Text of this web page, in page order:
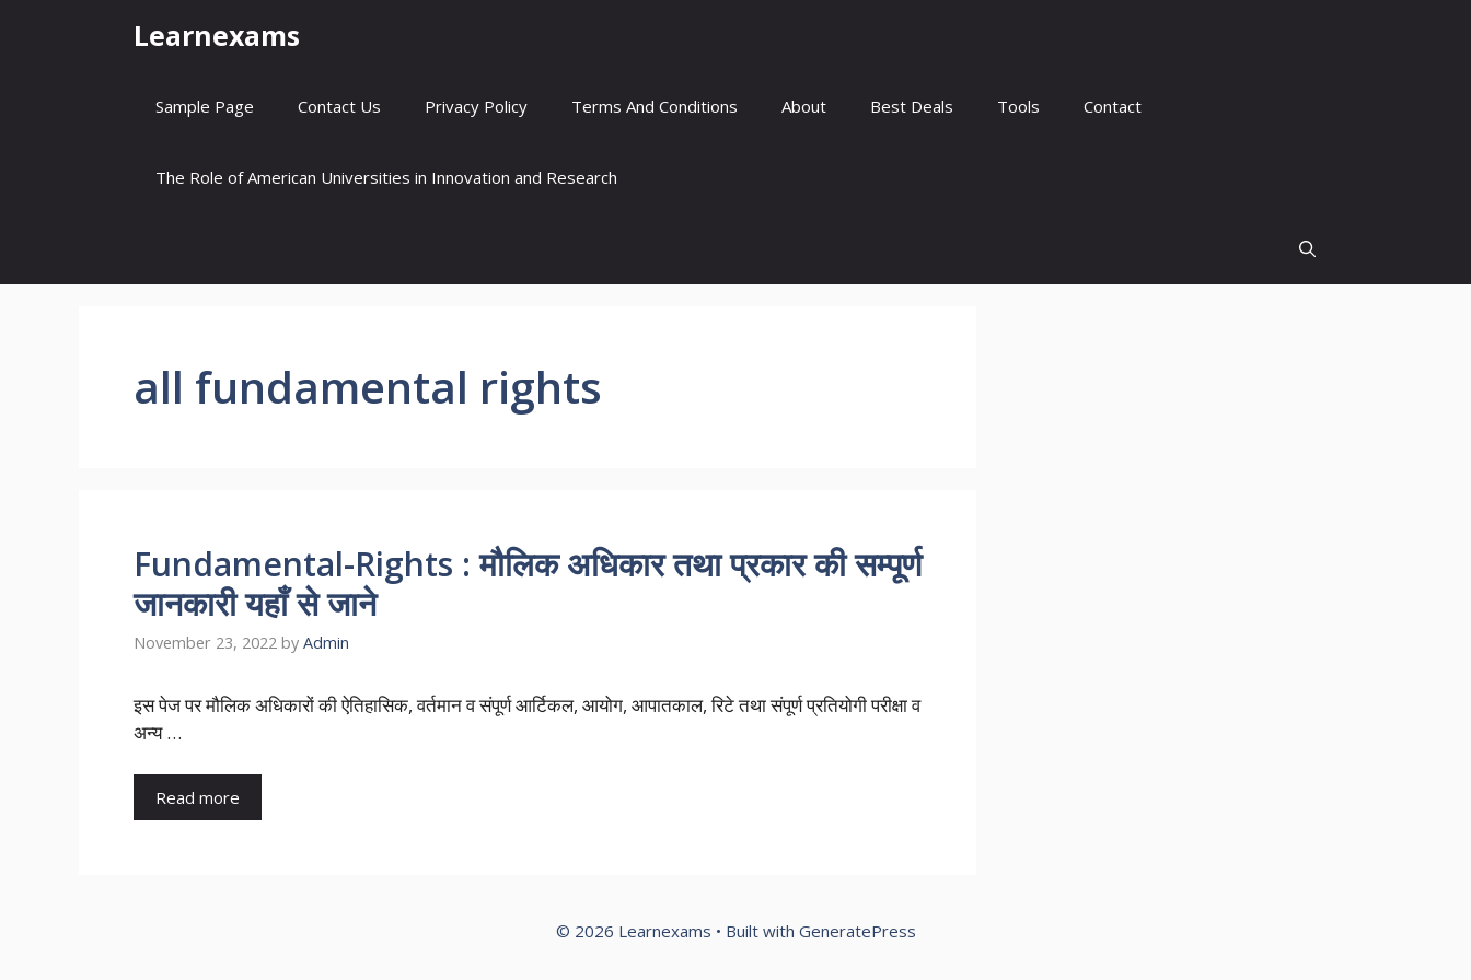
Learnexams
Sample Page Contact Us Privacy Policy Terms And Conditions About Best Deals Tools Contact
The Role of American Universities in Innovation and Research
all fundamental rights
Fundamental-Rights : मौलिक अधिकार तथा प्रकार की सम्पूर्ण
जानकारी यहाँ से जाने
November 23, 2022 by Admin
इस पेज पर मौलिक अधिकारों की ऐतिहासिक, वर्तमान व संपूर्ण आर्टिकल, आयोग, आपातकाल, रिटे तथा संपूर्ण प्रतियोगी परीक्षा व
अन्य …
Read more
© 2026 Learnexams • Built with GeneratePress